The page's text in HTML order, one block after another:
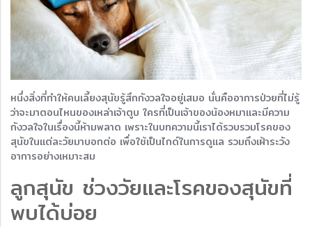
หนึ่งสิ่งที่ทำให้คนเลี้ยงสุนัขรู้สึกกังวลใจอยู่เสมอ นั่นคืออาการป่วยที่ไม่รู้
ว่าจะมาตอนไหนของเหล่าเจ้าตูบ ใครที่เป็นเจ้าของน้องหมาและมีความ
กังวลใจในเรื่องนี้ห้ามพลาด เพราะในบทความนี้เราได้รวบรวมโรคของ
สุนัขในแต่ละวัยมาบอกต่อ เพื่อใช้เป็นไกด์ในการดูแล รวมถึงเฝ้าระวัง
อาการอย่างเหมาะสม
ลูกสุนัข ช่วงวัยและโรคของสุนัขที่
พบได้บ่อย